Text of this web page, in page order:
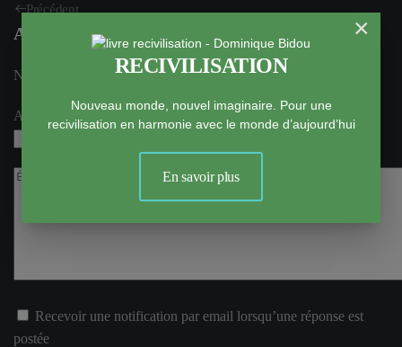
Précédent
Ajouter un Commentaire
Nom
Adresse email obligatoire, mais pas visible
Recevoir une notification par email lorsqu’une réponse est
postée
×
RECIVILISATION
Nouveau monde, nouvel imaginaire. Pour une
recivilisation en harmonie avec le monde d’aujourd’hui
En savoir plus